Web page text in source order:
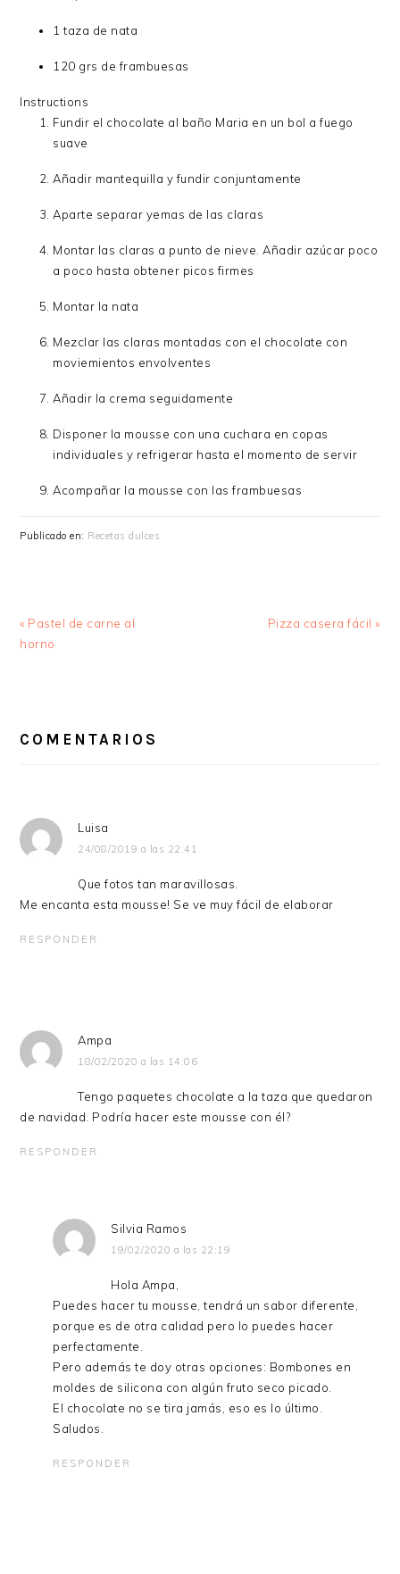
1 taza de nata
120 grs de frambuesas
Instructions
Fundir el chocolate al baño Maria en un bol a fuego
suave
Añadir mantequilla y fundir conjuntamente
Aparte separar yemas de las claras
Montar las claras a punto de nieve. Añadir azúcar poco
a poco hasta obtener picos firmes
Montar la nata
Mezclar las claras montadas con el chocolate con
moviemientos envolventes
Añadir la crema seguidamente
Disponer la mousse con una cuchara en copas
individuales y refrigerar hasta el momento de servir
Acompañar la mousse con las frambuesas
Publicado en: Recetas dulces
Entrada
anterior:
« Pastel de carne al
horno
Siguiente
Pizza casera fácil »
CON
COMENTARIOS
Luisa
24/08/2019 a las 22:41
Que fotos tan maravillosas.
Me encanta esta mousse! Se ve muy fácil de elaborar
RESPONDER
Ampa
18/02/2020 a las 14:06
Tengo paquetes chocolate a la taza que quedaron
de navidad. Podría hacer este mousse con él?
RESPONDER
Silvia Ramos
19/02/2020 a las 22:19
Hola Ampa,
Puedes hacer tu mousse, tendrá un sabor diferente,
porque es de otra calidad pero lo puedes hacer
perfectamente.
Pero además te doy otras opciones: Bombones en
moldes de silicona con algún fruto seco picado.
El chocolate no se tira jamás, eso es lo último.
Saludos.
RESPONDER